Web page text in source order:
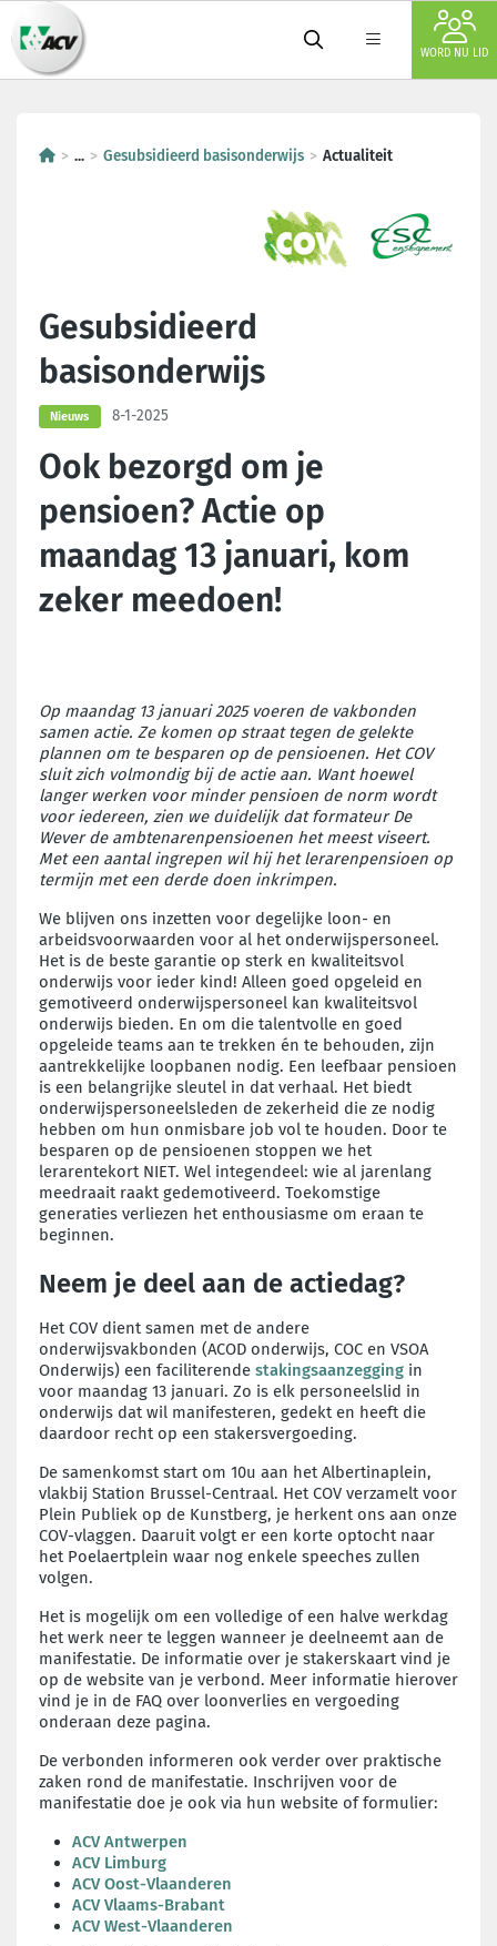
WORD NU LID
... Gesubsidieerd basisonderwijs Actualiteit
Gesubsidieerd
basisonderwijs
Nieuws 8-1-2025
Ook bezorgd om je
pensioen? Actie op
maandag 13 januari, kom
zeker meedoen!
Op maandag 13 januari 2025 voeren de vakbonden
samen actie. Ze komen op straat tegen de gelekte
plannen om te besparen op de pensioenen. Het COV
sluit zich volmondig bij de actie aan. Want hoewel
langer werken voor minder pensioen de norm wordt
voor iedereen, zien we duidelijk dat formateur De
Wever de ambtenarenpensioenen het meest viseert.
Met een aantal ingrepen wil hij het lerarenpensioen op
termijn met een derde doen inkrimpen.
We blijven ons inzetten voor degelijke loon- en
arbeidsvoorwaarden voor al het onderwijspersoneel.
Het is de beste garantie op sterk en kwaliteitsvol
onderwijs voor ieder kind! Alleen goed opgeleid en
gemotiveerd onderwijspersoneel kan kwaliteitsvol
onderwijs bieden. En om die talentvolle en goed
opgeleide teams aan te trekken én te behouden, zijn
aantrekkelijke loopbanen nodig. Een leefbaar pensioen
is een belangrijke sleutel in dat verhaal. Het biedt
onderwijspersoneelsleden de zekerheid die ze nodig
hebben om hun onmisbare job vol te houden. Door te
besparen op de pensioenen stoppen we het
lerarentekort NIET. Wel integendeel: wie al jarenlang
meedraait raakt gedemotiveerd. Toekomstige
generaties verliezen het enthousiasme om eraan te
beginnen.
Neem je deel aan de actiedag?
Het COV dient samen met de andere
onderwijsvakbonden (ACOD onderwijs, COC en VSOA
Onderwijs) een faciliterende stakingsaanzegging in
voor maandag 13 januari. Zo is elk personeelslid in
onderwijs dat wil manifesteren, gedekt en heeft die
daardoor recht op een stakersvergoeding.
De samenkomst start om 10u aan het Albertinaplein,
vlakbij Station Brussel-Centraal. Het COV verzamelt voor
Plein Publiek op de Kunstberg, je herkent ons aan onze
COV-vlaggen. Daaruit volgt er een korte optocht naar
het Poelaertplein waar nog enkele speeches zullen
volgen.
Het is mogelijk om een volledige of een halve werkdag
het werk neer te leggen wanneer je deelneemt aan de
manifestatie. De informatie over je stakerskaart vind je
op de website van je verbond. Meer informatie hierover
vind je in de FAQ over loonverlies en vergoeding
onderaan deze pagina.
De verbonden informeren ook verder over praktische
zaken rond de manifestatie. Inschrijven voor de
manifestatie doe je ook via hun website of formulier:
ACV Antwerpen
ACV Limburg
ACV Oost-Vlaanderen
ACV Vlaams-Brabant
ACV West-Vlaanderen